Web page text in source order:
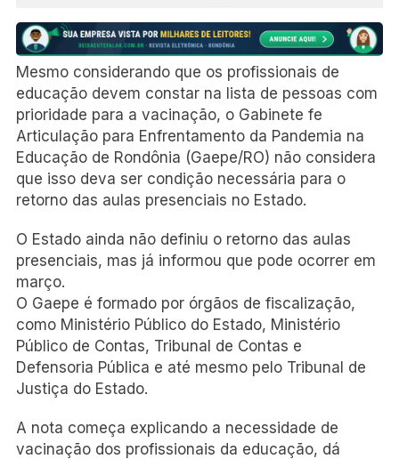
Mesmo considerando que os profissionais de
educação devem constar na lista de pessoas com
prioridade para a vacinação, o Gabinete fe
Articulação para Enfrentamento da Pandemia na
Educação de Rondônia (Gaepe/RO) não considera
que isso deva ser condição necessária para o
retorno das aulas presenciais no Estado.
O Estado ainda não definiu o retorno das aulas
presenciais, mas já informou que pode ocorrer em
março.
O Gaepe é formado por órgãos de fiscalização,
como Ministério Público do Estado, Ministério
Público de Contas, Tribunal de Contas e
Defensoria Pública e até mesmo pelo Tribunal de
Justiça do Estado.
A nota começa explicando a necessidade de
vacinação dos profissionais da educação, dá